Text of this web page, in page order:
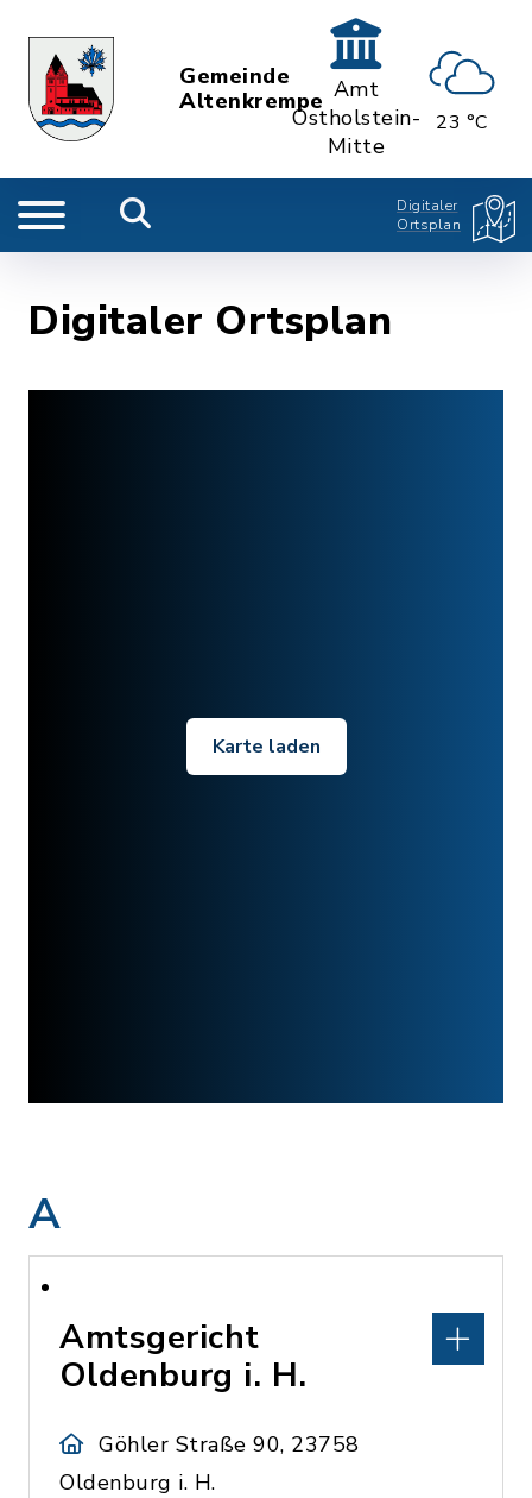
Gemeinde
Altenkrempe Amt
Ostholstein-
Mitte
23 °C
Digitaler
Ortsplan
Digitaler Ortsplan
Karte laden
A
Amtsgericht
Oldenburg i. H.
Göhler Straße 90, 23758
Oldenburg i. H.